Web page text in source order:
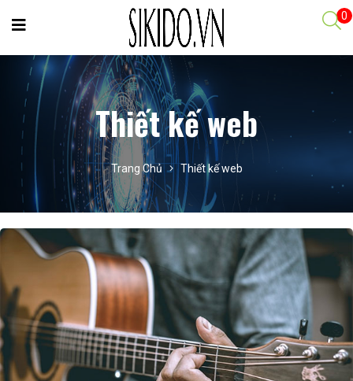
0
Thiết kế web
Trang Chủ Thiết kế web